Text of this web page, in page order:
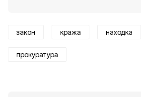
закон кража находка
прокуратура